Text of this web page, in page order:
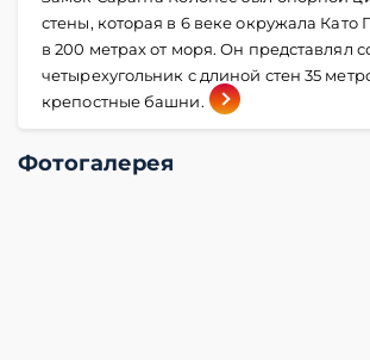
стены, которая в 6 веке окружала Като
в 200 метрах от моря. Он представлял
четырехугольник с длиной стен 35
крепостные башни.
Фотогалерея